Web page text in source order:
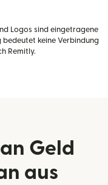
Logos sind eingetragene
bedeutet keine Verbindung
Remitly.
Geld
aus